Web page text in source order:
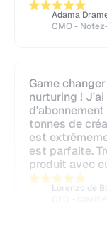
Adama
CMO -
Game
nurturing !
tonnes de
est
est parfaite.
produit avec
Lorenzo de